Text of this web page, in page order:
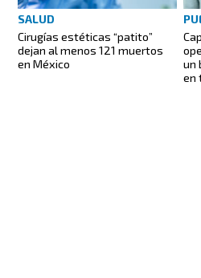
SALUD
Cirugías estéticas “patito”
dejan al menos 121 muertos
en México
un
en